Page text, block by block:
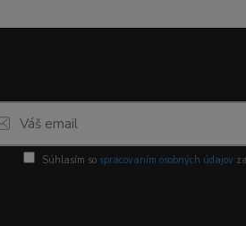
Súhlasím so spracovaním osobných údajov